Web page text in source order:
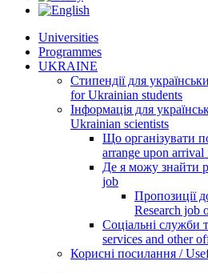
Universities
Programmes
UKRAINE
Стипендії для
for Ukrainian students
Інформація для
Ukrainian scientists
Що організувати
arrange upon arrival
Де я можу знайти
job
Пропозиції
Research job
Соціальні служби
services and other
Корисні посилання /